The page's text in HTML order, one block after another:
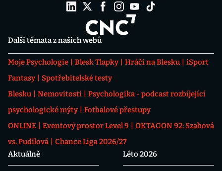
Další témata z našich webů
Moje Psychologie Blesk Tlapky Hráči na Blesku
iSport
Fantasy
Spotřebitelské testy
Blesku
Nemovitosti
Psychologika - podcast rozbíjející
psychologické mýty
Fotbalové přestupy
ONLINE
Eventový prostor Level 9
OKTAGON 92: Szabová
vs. Pudilová
Chance Liga 2026/27
Aktuálně
Léto 2026